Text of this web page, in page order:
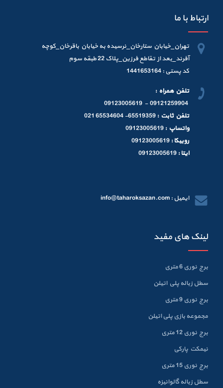
ارتباط با ما
تهران_خیابان ستارخان_نرسیده به خیابان باقرخان_کوچه
آفرند_بعد از تقاطع فرزین_پلاک 22 طبقه سوم
کد پستی : 1441653164
تلفن همراه :
09121259904 - 09123005619
تلفن ثابت : 65519359- 65534604 021
واتساپ : 09123005619
روبیکا : 09123005619
ایتا : 09123005619
ایمیل : info@taharoksazan.com
لینک های مفید
برج نوری 6 متری
سطل زباله پلي اتيلن
برج نوری 9 متری
مجموعه بازی پلی اتیلن
برج نوری 12 متری
نیمکت پارکی
برج نوری 15 متری
سطل زباله گالوانيزه